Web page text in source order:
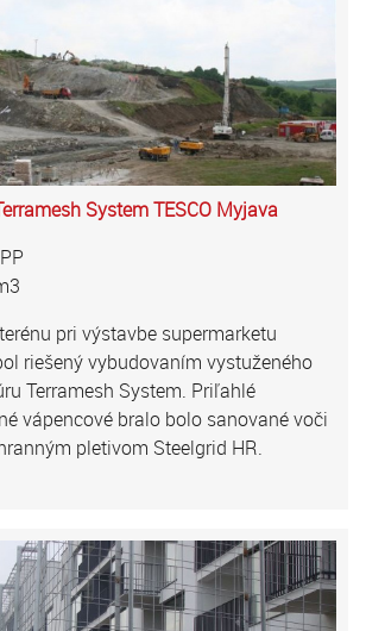
System TESCO Myjava
pri výstavbe supermarketu
riešený vybudovaním vystuženého
Terramesh System. Priľahlé
vápencové bralo bolo sanované voči
pletivom Steelgrid HR.